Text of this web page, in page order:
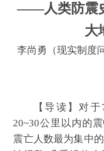
——人类防震
大
李尚勇（现实制度
【导读】对于
20~30公里 以内的
震亡人数最为集中